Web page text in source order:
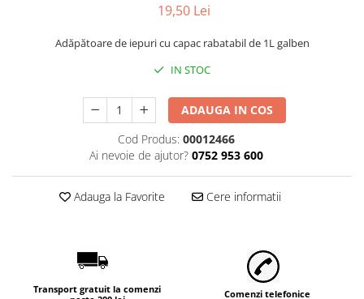
Hrana (furaje)
Suplimente si produse de uz
Hrana (furaje)
Suplimente si produse de uz
19,50 Lei
Adăpătoare de iepuri cu capac rabatabil de 1L galben
IN STOC
ADAUGA IN COS
Cod Produs: 00012466
Ai nevoie de ajutor? 0752 953 600
Adauga la Favorite Cere informatii
Transport gratuit la comenzi
Comenzi telefonice